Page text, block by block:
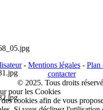
- Mentions légales - Plan
contacter
© 2025. Tous droits
pour les Cookies
cookies afin de vous